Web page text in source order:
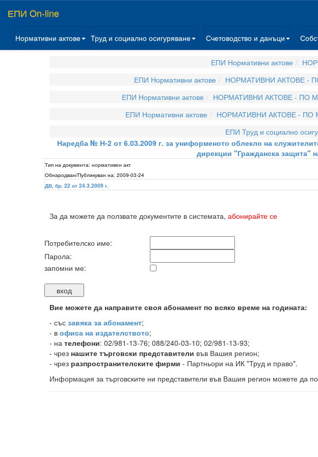
ЕПИ On-line
Нормативни актове Труд и социално осигуряване Счетоводство и данъци
ЕПИ Нормативни актове
ЕПИ Нормативни актове
НОРМАТИВНИ АКТОВЕ -
ЕПИ Нормативни актове
НОРМАТИВНИ АКТОВЕ - ПО
ЕПИ Нормативни актове
НОРМАТИВНИ АКТОВЕ - ПО
ЕПИ Труд и социално
Наредба № Н-2 от 6.03.2009 г. за униформеното облекло на
дирекции "Гражданска защита"
Тип на документа: нормативен акт
Обнародван/Публикуван на: 2009-03-24
ДВ, бр. 22 от 24.3.2009 г.
За да можете да ползвате документите в системата, абонирайте се
Потребителско име:
Парола:
запомни ме:
Вие можете да направите своя абонамент по всяко време на годината:
- със завяка за абонамент;
- в офиса на издателството;
- на телефони: 02/981-13-76; 088/240-03-10; 02/981-13-93;
- чрез нашите търговски представители във Вашия регион;
- чрез разпространителските фирми - Партньори на ИК "Труд и право".
Информация за търговските ни представители във Вашия регион можете да